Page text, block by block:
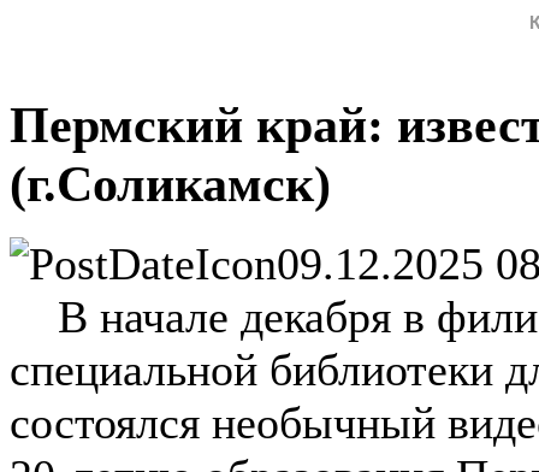
Пермский край:
(г.Соликамск)
09.12.2025
В начале декабря в
специальной библиотеки
состоялся необычный